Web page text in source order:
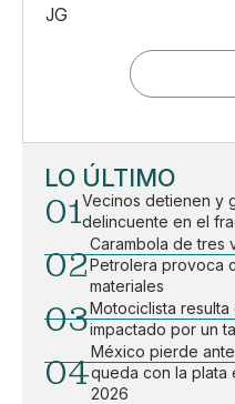
JG
LO ÚLTIMO
01Vecinos detienen y
delincuente en el
02
Carambola de tres
Petrolera provoca
materiales
03Motociclista
impactado por un
04
México pierde
queda con la plata
2026